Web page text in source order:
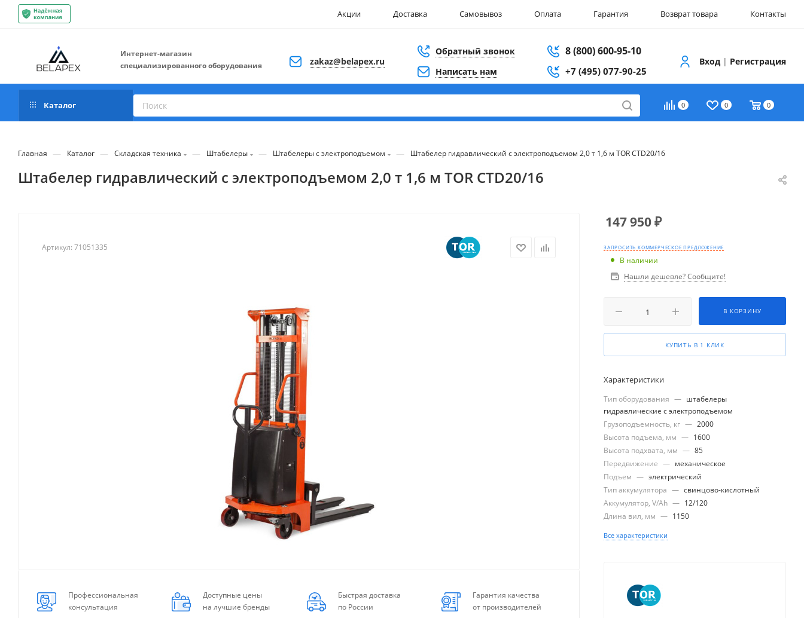
Акции Доставка Самовывоз Оплата Гарантия Возврат товара Контакты
Интернет-магазин
специализированного оборудования
zakaz@belapex.ru
Обратный звонок
Написать нам
8 (800) 600-95-10
+7 (495) 077-90-25
Вход | Регистрация
0 0 0
Каталог
Главная — Каталог — Складская техника — Штабелеры — Штабелеры с электроподъемом — Штабелер гидравлический с электроподъемом 2,0 т 1,6 м TOR CTD20/16
Штабелер гидравлический с электроподъемом 2,0 т 1,6 м TOR CTD20/16
Артикул: 71051335
Профессиональная
консультация
Доступные цены
на лучшие бренды
Быстрая доставка
по России
Гарантия качества
от производителей
147 950₽
ЗАПРОСИТЬ КОММЕРЧЕСКОЕ ПРЕДЛОЖЕНИЕ
В наличии
Нашли дешевле? Сообщите!
В КОРЗИНУ
КУПИТЬ В 1 КЛИК
Характеристики
Тип оборудования — штабелеры
гидравлические с электроподъемом
Грузоподъемность, кг — 2000
Высота подъема, мм — 1600
Высота подхвата, мм — 85
Передвижение — механическое
Подъем — электрический
Тип аккумулятора — свинцово-кислотный
Аккумулятор, V/Ah — 12/120
Длина вил, мм — 1150
Все характеристики